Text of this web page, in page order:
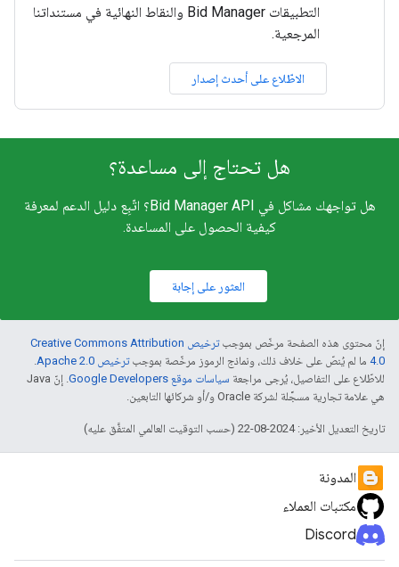
التطبيقات Bid Manager والنقاط النهائية في مستنداتنا
المرجعية.
الاطّلاع على أحدث إصدار
هل تحتاج إلى مساعدة؟
هل تواجهك مشاكل في Bid Manager API؟ اتّبِع دليل الدعم لمعرفة
كيفية الحصول على المساعدة.
العثور على إجابة
إنّ محتوى هذه الصفحة مرخّص بموجب
ترخيص Creative Commons Attribution
4.0‏ ما لم يُنصّ على خلاف ذلك، ونماذج الرموز مرخّصة بموجبترخيص Apache 2.0‏
.
للاطّلاع على التفاصيل، يُرجى مراجعة سياسات موقع Google Developers‏
. إنّ Java
هي علامة تجارية مسجَّلة لشركة Oracle و/أو شركائها التابعين.
تاريخ التعديل الأخير: 2024-08-22 (حسب التوقيت العالمي المتفَّق عليه)
المدونة
مكتبات العملاء
Discord